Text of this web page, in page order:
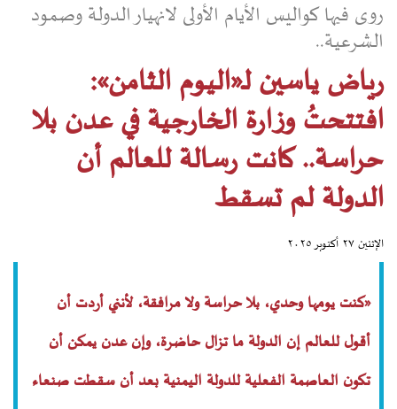
روى فيها كواليس الأيام الأولى لانهيار الدولة وصمود
الشرعية..
رياض ياسين لـ«اليوم الثامن»:
افتتحتُ وزارة الخارجية في عدن بلا
حراسة.. كانت رسالة للعالم أن
الدولة لم تسقط
الإثنين ٢٧ أكتوبر ٢٠٢٥
«كنت يومها وحدي، بلا حراسة ولا مرافقة، لأنني أردت أن
أقول للعالم إن الدولة ما تزال حاضرة، وإن عدن يمكن أن
تكون العاصمة الفعلية للدولة اليمنية بعد أن سقطت صنعاء